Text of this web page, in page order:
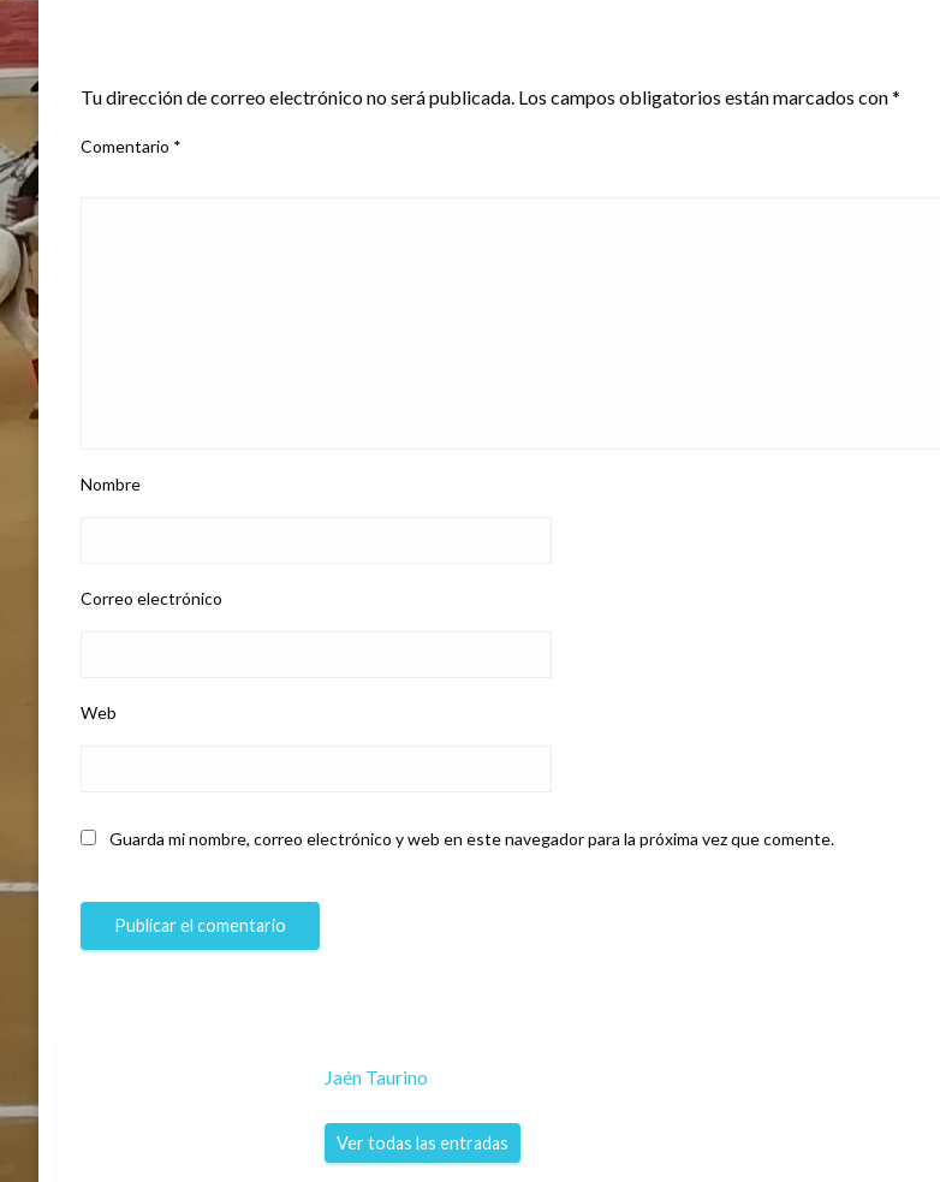
Tu dirección de correo electrónico no será publicada. Los campos obligatorios están marcados con*
Comentario *
Nombre
Correo electrónico
Web
Guarda mi nombre, correo electrónico y web en este navegador para la próxima vez que comente.
Jaén Taurino
Ver todas las entradas